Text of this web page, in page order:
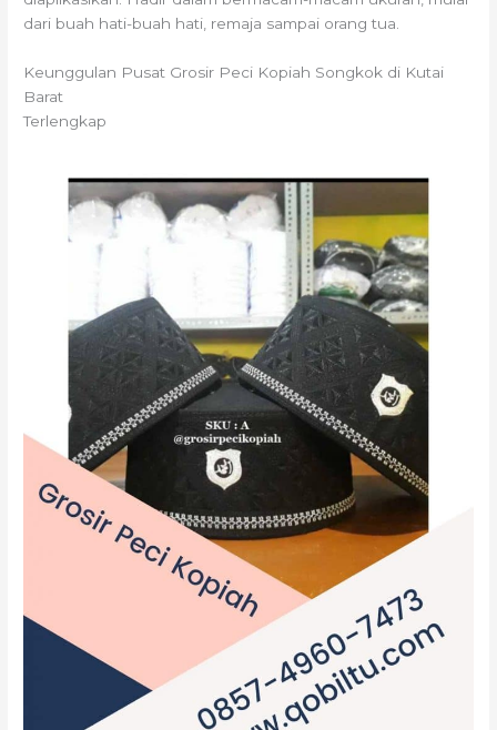
dari buah hati-buah hati, remaja sampai orang tua.
Keunggulan Pusat Grosir Peci Kopiah Songkok di Kutai
Barat
Terlengkap